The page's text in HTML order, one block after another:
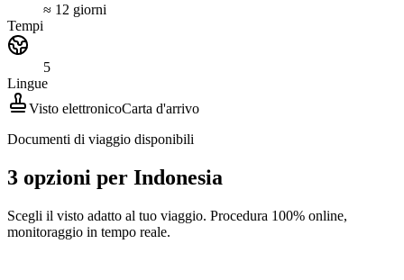
≈ 12 giorni
Tempi
5
Lingue
Visto elettronicoCarta d'arrivo
Documenti di viaggio disponibili
3 opzioni per Indonesia
Scegli il visto adatto al tuo viaggio. Procedura 100% online,
monitoraggio in tempo reale.